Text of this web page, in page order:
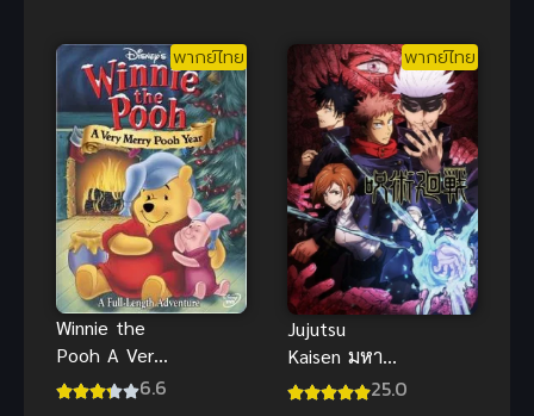
นี่จ้า
ภาค 1
พากย์ไทย
Winnie the
Pooh A Very
Merry Pooh6.6
พากย์ไทย
Jujutsu
Kaisen มหา
เวทย์ผนึกมาร25.0